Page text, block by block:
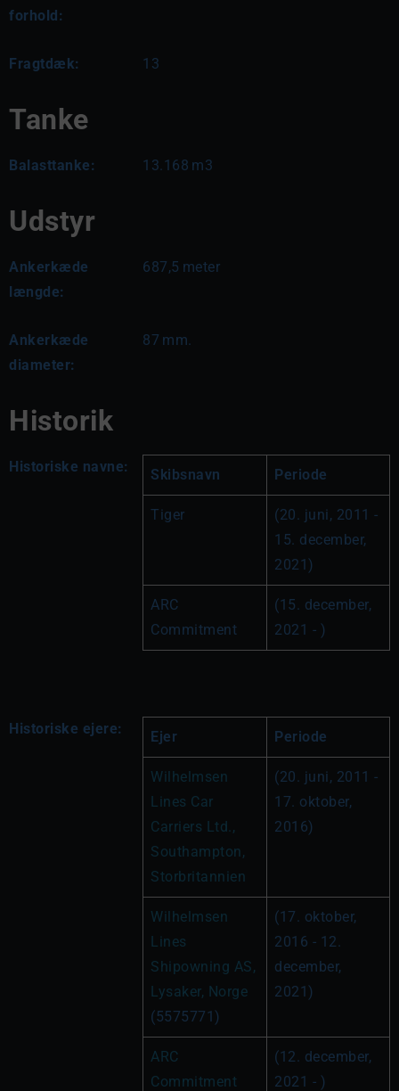
forhold:
Fragtdæk: 13
Tanke
Balasttanke: 13.168 m3
Udstyr
Ankerkæde
længde:
687,5 meter
Ankerkæde
diameter:
87 mm.
Historik
Historiske navne: Skibsnavn Periode
Tiger
(20. juni, 2011 -
15. december,
2021)
ARC
Commitment
(15. december,
2021 - )
Historiske ejere: Ejer Periode
Wilhelmsen
Lines Car
Carriers Ltd.,
Southampton,
Storbritannien
(20. juni, 2011 -
17. oktober,
2016)
Wilhelmsen
Lines
Shipowning AS,
Lysaker, Norge
(5575771)
(17. oktober,
2016 - 12.
december,
2021)
ARC
Commitment
(12. december,
2021 - )